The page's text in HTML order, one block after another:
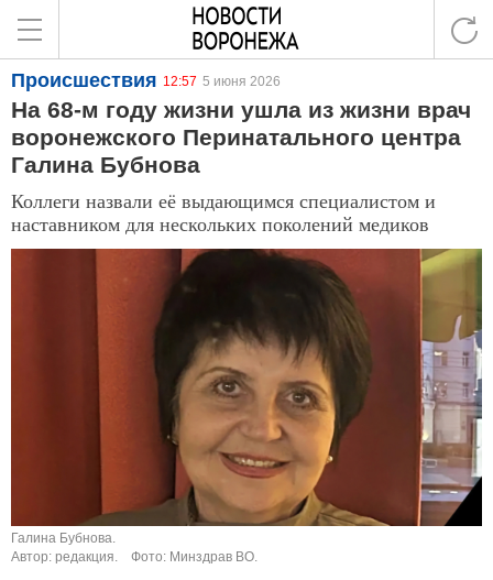
Происшествия 12:57 5 июня 2026
На 68-м году жизни ушла из жизни врач
воронежского Перинатального центра
Галина Бубнова
Коллеги назвали её выдающимся специалистом и
наставником для нескольких поколений медиков
Галина Бубнова.
Автор: редакция.
Фото: Минздрав ВО.